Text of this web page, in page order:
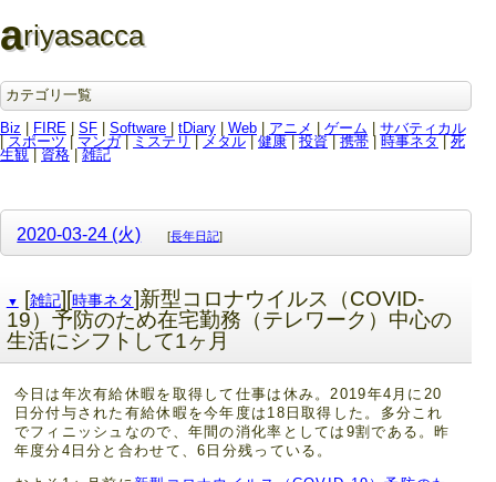
ariyasacca
カテゴリ一覧
Biz
FIRE SF Software tDiary Web アニメ ゲーム
サバティカル
スポーツ | マンガ| ミステリ メタル 健康 投資 携帯 | 時事ネタ
死
生観
資格| 雑記
2020-03-24 (火) [長年日記]
▼ [雑記][時事ネタ]新型コロナウイルス（COVID-
19）予防のため在宅勤務（テレワーク）中心の
生活にシフトして1ヶ月
今日は年次有給休暇を取得して仕事は休み。2019年4月に20
日分付与された有給休暇を今年度は18日取得した。多分これ
でフィニッシュなので、年間の消化率としては9割である。昨
年度分4日分と合わせて、6日分残っている。